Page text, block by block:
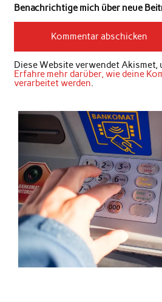
Benachrichtige mich über neue
Diese Website verwendet Akismet,
Erfahre mehr darüber, wie deine
verarbeitet werden.